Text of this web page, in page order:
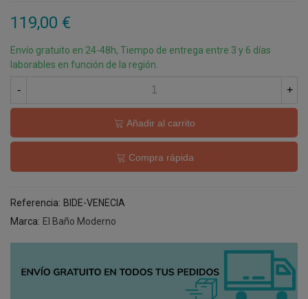
119,00 €
Envío gratuito en 24-48h, Tiempo de entrega entre 3 y 6 días
laborables en función de la región.
- +
Añadir al carrito
Compra rápida
Referencia: BIDE-VENECIA
Marca: El Baño Moderno